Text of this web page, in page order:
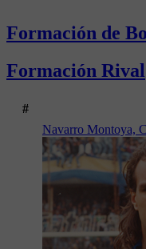
Formación de
Formación Rival
#
Navarro Montoya,